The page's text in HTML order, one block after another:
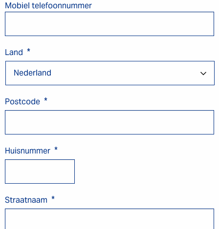
Mobiel telefoonnummer
Land *
Postcode *
Huisnummer *
Straatnaam *